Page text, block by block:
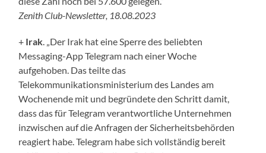
Zenith Club-Newsletter, 18.08.2023
+ Irak . „Der Irak hat eine Sperre des beliebten
Messaging-App Telegram nach einer Woche
aufgehoben. Das teilte das
Telekommunikationsministerium des Landes am
Wochenende mit und begründete den Schritt damit,
dass das für Telegram verantwortliche Unternehmen
inzwischen auf die Anfragen der Sicherheitsbehörden
reagiert habe. Telegram habe sich vollständig bereit